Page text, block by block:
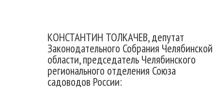
КОНСТАНТИН ТОЛКАЧЕВ, депутат
Законодательного Собрания Челябинской
области, председатель Челябинского
регионального отделения Союза
садоводов России: